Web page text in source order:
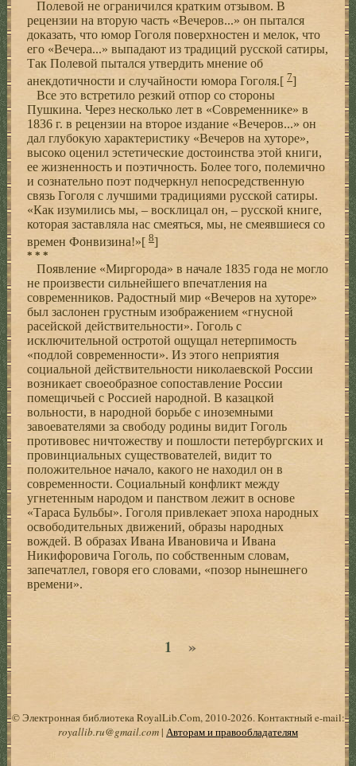
Полевой не ограничился кратким отзывом. В
рецензии на вторую часть «Вечеров...» он пытался
доказать, что юмор Гоголя поверхностен и мелок, что
его «Вечера...» выпадают из традиций русской сатиры,
Так Полевой пытался утвердить мнение об
анекдотичности и случайности юмора Гоголя.[7]
Все это встретило резкий отпор со стороны
Пушкина. Через несколько лет в «Современнике» в
1836 г. в рецензии на второе издание «Вечеров...» он
дал глубокую характеристику «Вечеров на хуторе»,
высоко оценил эстетические достоинства этой книги,
ее жизненность и поэтичность. Более того, полемично
и сознательно поэт подчеркнул непосредственную
связь Гоголя с лучшими традициями русской сатиры.
«Как изумились мы, – восклицал он, – русской книге,
которая заставляла нас смеяться, мы, не смеявшиеся со
времен Фонвизина!»[8]
* * *
Появление «Миргорода» в начале 1835 года не могло
не произвести сильнейшего впечатления на
современников. Радостный мир «Вечеров на хуторе»
был заслонен грустным изображением «гнусной
расейской действительности». Гоголь с
исключительной остротой ощущал нетерпимость
«подлой современности». Из этого неприятия
социальной действительности николаевской России
возникает своеобразное сопоставление России
помещичьей с Россией народной. В казацкой
вольности, в народной борьбе с иноземными
завоевателями за свободу родины видит Гоголь
противовес ничтожеству и пошлости петербургских и
провинциальных существователей, видит то
положительное начало, какого не находил он в
современности. Социальный конфликт между
угнетенным народом и панством лежит в основе
«Тараса Бульбы». Гоголя привлекает эпоха народных
освободительных движений, образы народных
вождей. В образах Ивана Ивановича и Ивана
Никифоровича Гоголь, по собственным словам,
запечатлел, говоря его словами, «позор нынешнего
времени».
1 »
© Электронная библиотека RoyalLib.Com, 2010-2026. Контактный e-mail:
royallib.ru@gmail.com | Авторам и правообладателям